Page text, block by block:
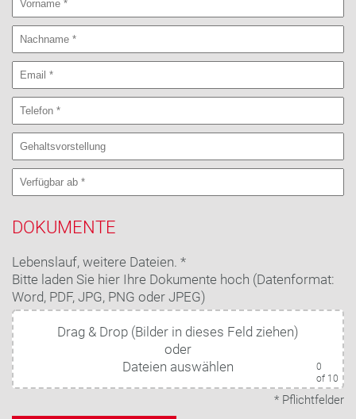
DOKUMENTE
Lebenslauf, weitere Dateien. *
Bitte laden Sie hier Ihre Dokumente hoch (Datenformat:
Word, PDF, JPG, PNG oder JPEG)
Drag & Drop (Bilder in dieses Feld ziehen)
oder
Dateien auswählen
0
of 10
* Pflichtfelder